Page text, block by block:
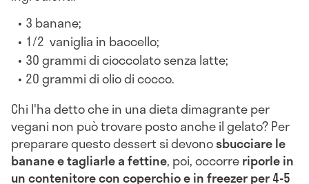
3 banane;
1/2 vaniglia in baccello;
30 grammi di cioccolato senza latte;
20 grammi di olio di cocco.
Chi l'ha detto che in una dieta dimagrante per
vegani non può trovare posto anche il gelato? Per
preparare questo dessert si devonosbucciare le
banane e tagliarle a fettine, poi, occorreriporle in
un contenitore con coperchio e in freezer per 4-5